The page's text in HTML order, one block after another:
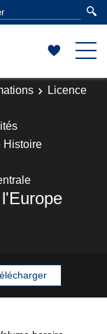
Licence
Histoire